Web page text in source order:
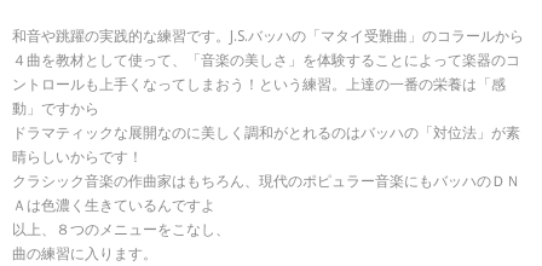
和音や跳躍の実践的な練習です。J.S.バッハの「マタイ受難曲」のコラールから
４曲を教材として使って、「音楽の美しさ」を体験することによって楽器のコ
ントロールも上手くなってしまおう！という練習。上達の一番の栄養は「感
動」ですから
ドラマティックな展開なのに美しく調和がとれるのはバッハの「対位法」が素
晴らしいからです！
クラシック音楽の作曲家はもちろん、現代のポピュラー音楽にもバッハのＤＮ
Ａは色濃く生きているんですよ
以上、８つのメニューをこなし、
曲の練習に入ります。